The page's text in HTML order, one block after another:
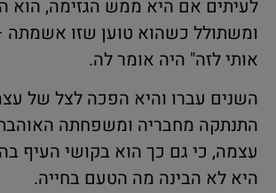
לעיתים אם היא ממש הגזימה, הוא
ומשתולל כשהוא טוען שזו
אותי לזה" היה אומר לה.
השנים עברו והיא הפכה לצל של
התנתקה מחבריה ומשפחתה
עצמה, כי גם כך הוא בקושי העיף
היא לא הבינה מה הטעם בחייה.